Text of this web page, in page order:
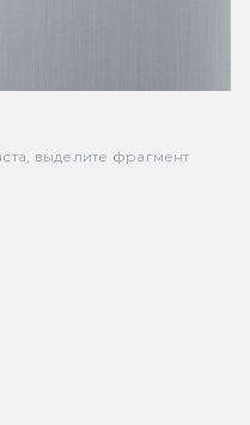
выделите фрагмент